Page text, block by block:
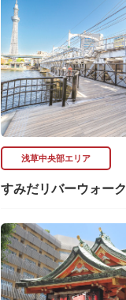
浅草中央部エリア
すみだリバーウォーク